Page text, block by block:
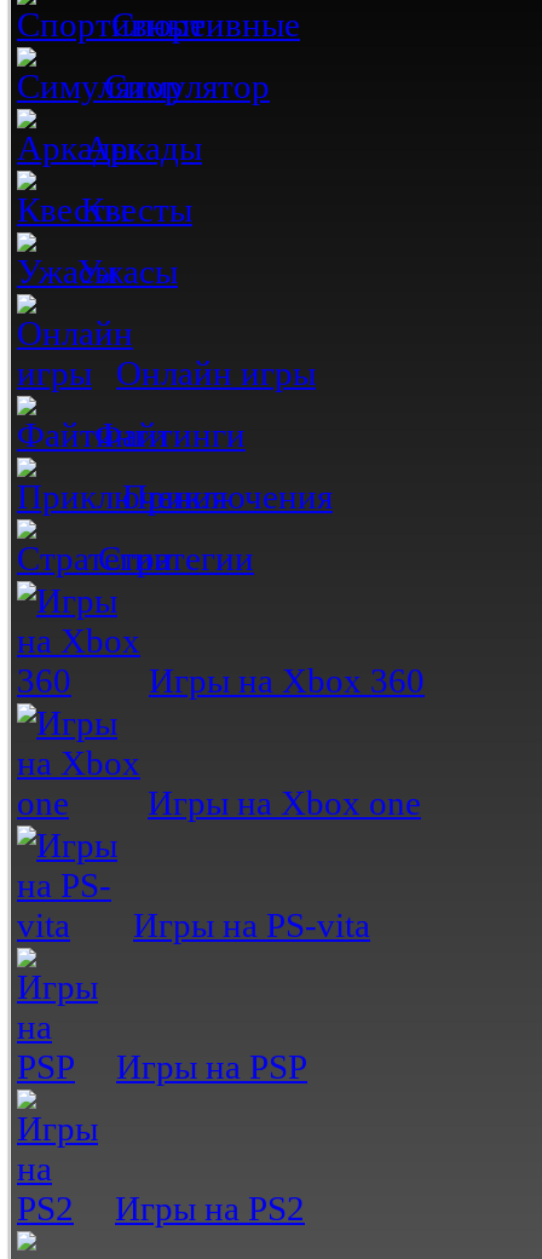
Спортивные
Симулятор
Аркады
Квесты
Ужасы
Онлайн игры
Файтинги
Приключения
Стратегии
Игры на Xbox 360
Игры на Xbox one
Игры на PS-vita
Игры на PSP
Игры на PS2